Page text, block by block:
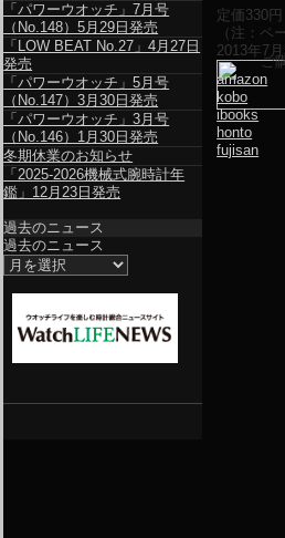
定価330
（注：ペ
2013年7
ご
amazon
kobo
ibooks
honto
fujisan
「パワーウオッチ」7月号
（No.148）5月29日発売
「LOW BEAT No.27」4月27日
発売
「パワーウオッチ」5月号
（No.147）3月30日発売
「パワーウオッチ」3月号
（No.146）1月30日発売
冬期休業のお知らせ
「2025-2026機械式腕時計年
鑑」12月23日発売
過去のニュース
過去のニュース